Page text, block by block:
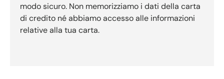
modo sicuro. Non memorizziamo i dati della carta
di credito né abbiamo accesso alle informazioni
relative alla tua carta.